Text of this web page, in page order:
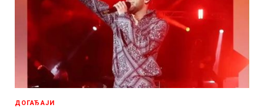
ДОГАЂАЈИ